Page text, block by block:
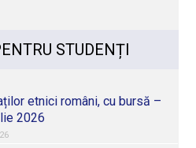
STUDENȚI
etnici români, cu bursă –
2026